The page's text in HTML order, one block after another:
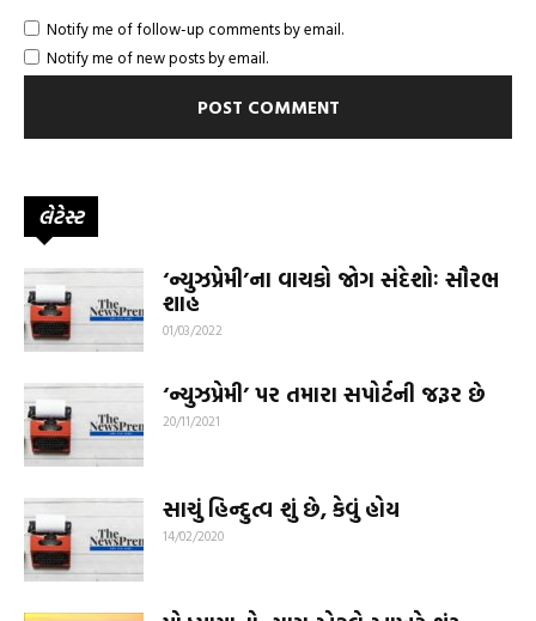
Notify me of follow-up comments by email.
Notify me of new posts by email.
લેટેસ્ટ
‘ન્યુઝપ્રેમી’ના વાચકો જોગ સંદેશોઃ સૌરભ
શાહ
01/03/2022
‘ન્યુઝપ્રેમી’ પર તમારા સપોર્ટની જરૂર છે
20/11/2021
સાચું હિન્દુત્વ શું છે, કેવું હોય
14/02/2020